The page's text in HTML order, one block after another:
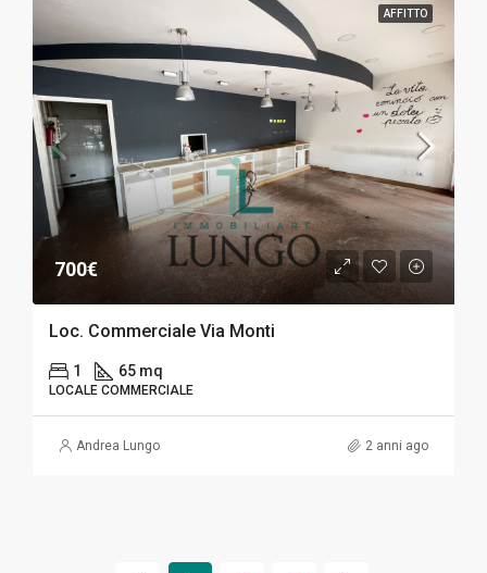
AFFITTO
700€
Loc. Commerciale Via Monti
1 65 mq
LOCALE COMMERCIALE
Andrea Lungo 2 anni ago